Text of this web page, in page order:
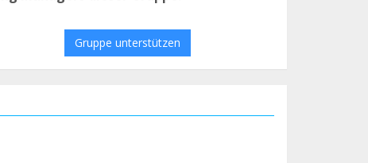
Gruppe unterstützen